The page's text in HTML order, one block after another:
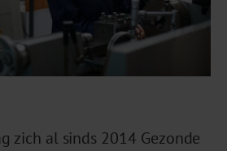
zich al sinds 2014 Gezonde